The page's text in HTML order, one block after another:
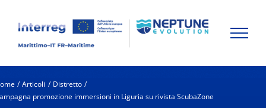
content
Articoli
Distretto
promozione immersioni in Liguria su rivista ScubaZone